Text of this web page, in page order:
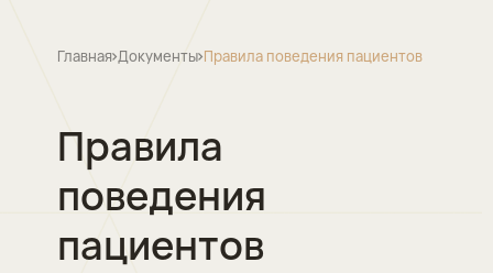
Главная Документы Правила поведения пациентов
Правила
поведения
пациентов